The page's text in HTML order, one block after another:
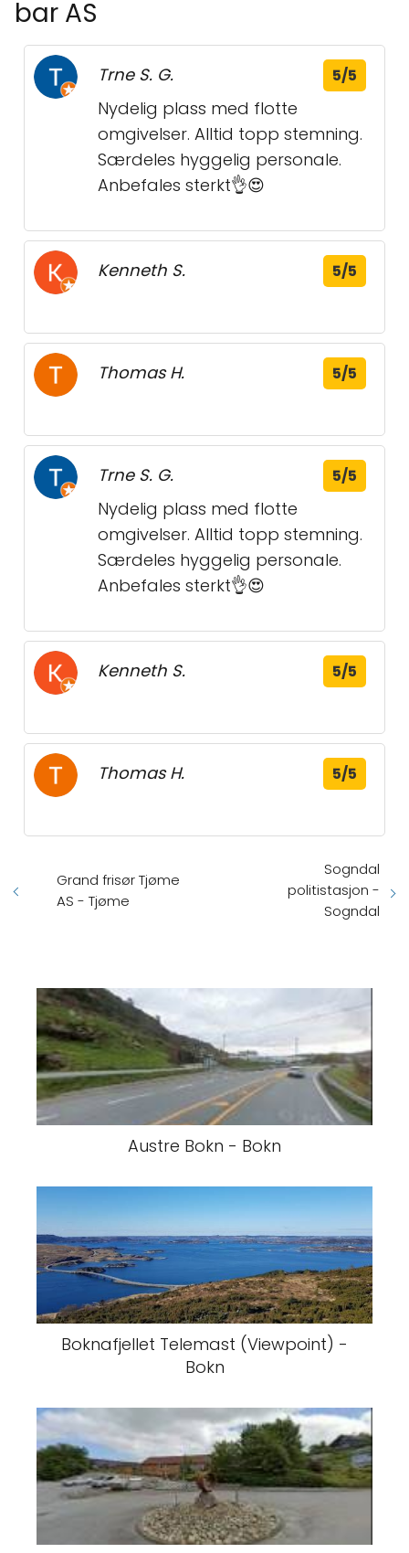
bar AS
Trne S. G. 5/5
Nydelig plass med flotte
omgivelser. Alltid topp stemning.
Særdeles hyggelig personale.
Anbefales sterkt👌😍
Kenneth S. 5/5
Thomas H. 5/5
Trne S. G. 5/5
Nydelig plass med flotte
omgivelser. Alltid topp stemning.
Særdeles hyggelig personale.
Anbefales sterkt👌😍
Kenneth S. 5/5
Thomas H. 5/5
Grand frisør Tjøme
AS - Tjøme
Sogndal
politistasjon -
Sogndal
Austre Bokn - Bokn
Boknafjellet Telemast (Viewpoint) -
Bokn